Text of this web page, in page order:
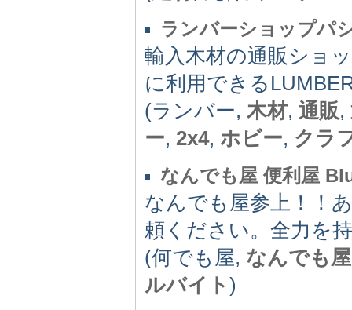
ランバーショップパ
輸入木材の通販ショ
に利用できる
(ランバー, 木材, 通販,
ー, 2x4, ホビー, クラ
なんでも屋 便利屋
なんでも屋参上！！
頼ください。全力を
(何でも屋, なんでも屋
ルバイト )